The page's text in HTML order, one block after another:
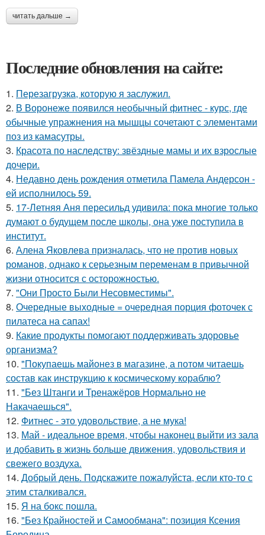
читать дальше →
Последние обновления на сайте:
1. Перезагрузка, которую я заслужил.
2. В Воронеже появился необычный фитнес - курс, где
обычные упражнения на мышцы сочетают с элементами
поз из камасутры.
3. Красота по наследству: звёздные мамы и их взрослые
дочери.
4. Недавно день рождения отметила Памела Андерсон -
ей исполнилось 59.
5. 17-Летняя Аня пересильд удивила: пока многие только
думают о будущем после школы, она уже поступила в
институт.
6. Алена Яковлева призналась, что не против новых
романов, однако к серьезным переменам в привычной
жизни относится с осторожностью.
7. "Они Просто Были Несовместимы".
8. Очередные выходные = очередная порция фоточек с
пилатеса на сапах!
9. Какие продукты помогают поддерживать здоровье
организма?
10. "Покупаешь майонез в магазине, а потом читаешь
состав как инструкцию к космическому кораблю?
11. "Без Штанги и Тренажёров Нормально не
Накачаешься".
12. Фитнес - это удовольствие, а не мука!
13. Май - идеальное время, чтобы наконец выйти из зала
и добавить в жизнь больше движения, удовольствия и
свежего воздуха.
14. Добрый день. Подскaжите пожалуйста, если кто-то с
этим сталкивался.
15. Я на бокс пошла.
16. "Без Крайностей и Самообмана": позиция Ксения